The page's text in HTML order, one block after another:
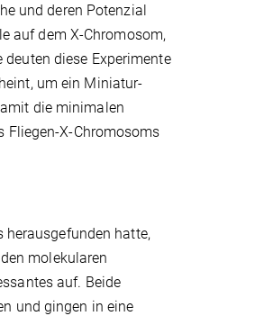
und deren Potenzial
auf dem X-Chromosom,
diese Experimente
um ein Miniatur-
die minimalen
Fliegen-X-Chromosoms
herausgefunden hatte,
molekularen
auf. Beide
und gingen in eine